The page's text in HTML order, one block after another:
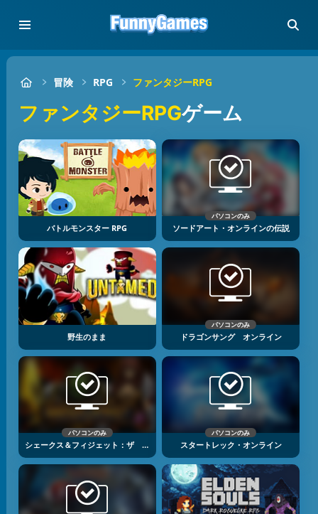
冒険 RPG ファンタジーRPG
ファンタジーRPGゲーム
バトルモンスター RPG
パソコンのみ
ソードアート・オンラインの伝説
野生のまま
パソコンのみ
ドラゴンサング オンライン
パソコンのみ
シェークス＆フィジェット：ザ ゲーム
パソコンのみ
スタートレック・オンライン